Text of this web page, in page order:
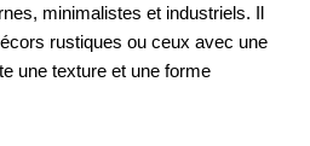
minimalistes et industriels. Il
rustiques ou ceux avec une
une texture et une forme